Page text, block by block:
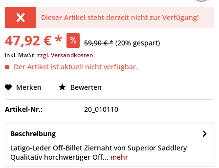
Dieser Artikel steht derzeit nicht zur Verfügung!
47,92 € * 59,90 € * (20% gespart)
inkl. MwSt.zzgl. Versandkosten
Der Artikel ist aktuell nicht verfügbar.
Merken Bewerten
Artikel-Nr.: 20_010110
Beschreibung
Latigo-Leder Off-Billet Ziernaht von Superior Saddlery
Qualitativ horchwertiger Off... mehr